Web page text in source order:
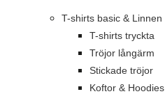
T-shirts basic & Linnen
T-shirts tryckta
Tröjor långärm
Stickade tröjor
Koftor & Hoodies